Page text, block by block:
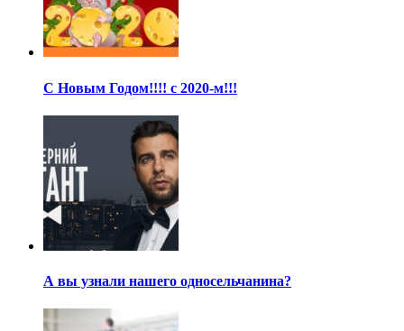
С Новым Годом!!!! с 2020-м!!!
А вы узнали нашего односельчанина?